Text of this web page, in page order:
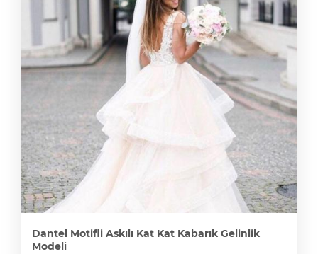
Dantel Motifli Askılı Kat Kat Kabarık Gelinlik
Modeli